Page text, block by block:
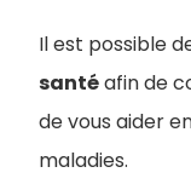
Il est possible
santéafin de
de vous aider
maladies.